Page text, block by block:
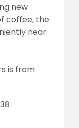
new
coffee, the
near
is from